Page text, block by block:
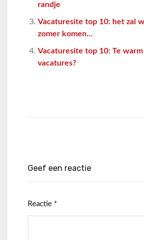
randje
Vacaturesite top 10: het zal
zomer komen…
Vacaturesite top 10: Te
vacatures?
Geef een reactie
Reactie *